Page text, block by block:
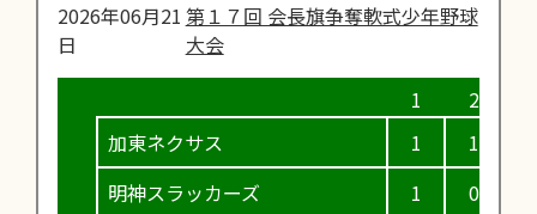
2026年06月21
日
第１７回 会長旗争奪軟式少年野球
大会
加東ネクサス
明神スラッカーズ
1
1
1
0